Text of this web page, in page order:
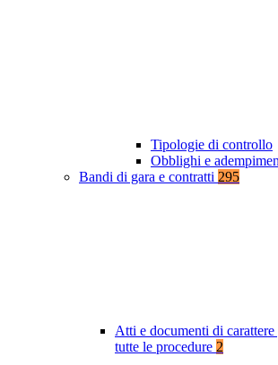
Tipologie di controllo
Obblighi e
Bandi di gara e contratti 295
Atti e documenti di
tutte le procedure 2